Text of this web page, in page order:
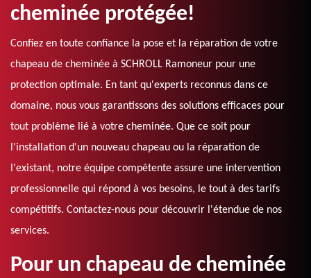
cheminée protégée!
Confiez en toute confiance la pose et la réparation de votre
chapeau de cheminée à SCHROLL Ramoneur pour une
protection optimale. En tant qu'experts reconnus dans ce
domaine, nous vous garantissons des solutions efficaces pour
tout problème lié à votre cheminée. Que ce soit pour
l'installation d'un nouveau chapeau ou la réparation de
l'existant, notre équipe compétente assure une intervention
professionnelle qui répond à vos besoins, le tout à des tarifs
compétitifs. Contactez-nous pour découvrir l'étendue de nos
services.
Pour un chapeau de cheminée